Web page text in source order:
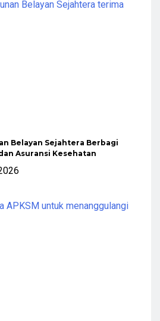
Belayan Sejahtera Berbagi
Asuransi Kesehatan